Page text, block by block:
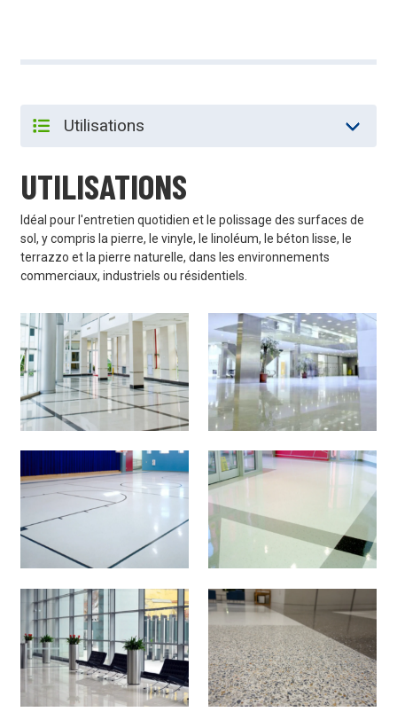
UTILISATIONS
Idéal pour l'entretien quotidien et le polissage des surfaces de
sol, y compris la pierre, le vinyle, le linoléum, le béton lisse, le
terrazzo et la pierre naturelle, dans les environnements
commerciaux, industriels ou résidentiels.